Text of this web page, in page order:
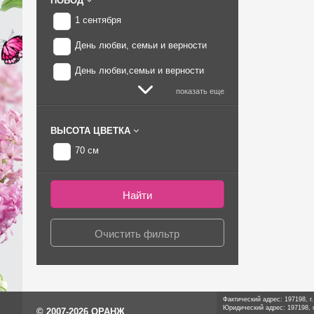
1 сентября
День любви, семьи и верности
День любви,семьи и верности
показать еще
ВЫСОТА ЦВЕТКА
70 см
© 2007-2026 ОРАНЖ
Фактический адрес: 197198,
Юридический адрес: 197198,